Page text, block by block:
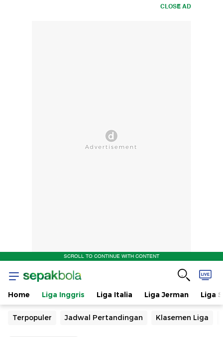
CLOSE AD
SCROLL TO CONTINUE WITH CONTENT
Home Liga Inggris Liga Italia Liga Jerman Liga
Terpopuler Jadwal Pertandingan Klasemen Liga